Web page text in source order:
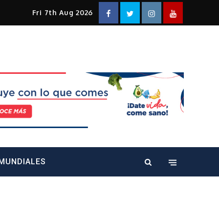
Fri 7th Aug 2026 FacebookTwitterInstagramYouTube